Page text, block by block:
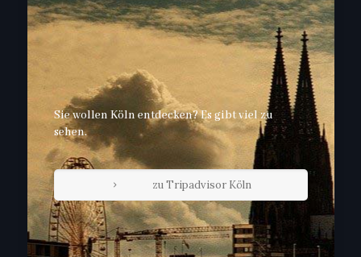
Sie wollen Köln entdecken? Es gibt viel zu
sehen.
zu Tripadvisor Köln